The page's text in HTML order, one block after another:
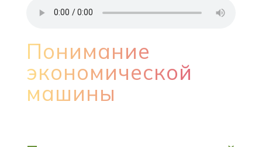
Понимание
экономической
машины